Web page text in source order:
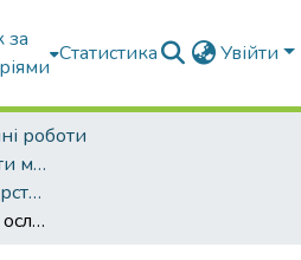
за
Статистика Увійти
роботи
Кваліфікаційні роботи магістрів
ОПП "Лісове господарство"
Патологічні чинники ослаблення соснових насаджень ДП “Олевський лісгосп” ЖОКАП Житомироблагроліс